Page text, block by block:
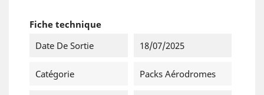
Fiche technique
Date De Sortie
18/07/2025
Catégorie Packs Aérodromes